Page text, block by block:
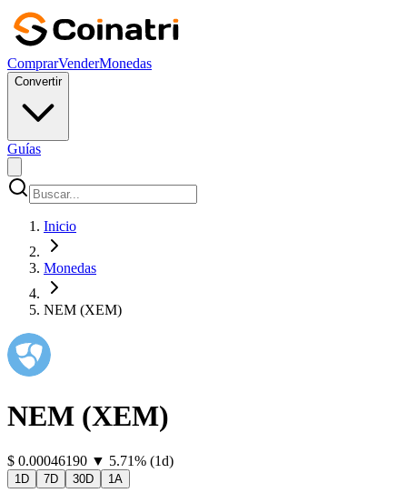
ComprarVenderMonedas
Convertir
Guías
Inicio
Monedas
NEM (XEM)
NEM (XEM)
⁦$⁩ 0.00046190 ▼ 5.71% (1d)
1D 7D 30D 1A